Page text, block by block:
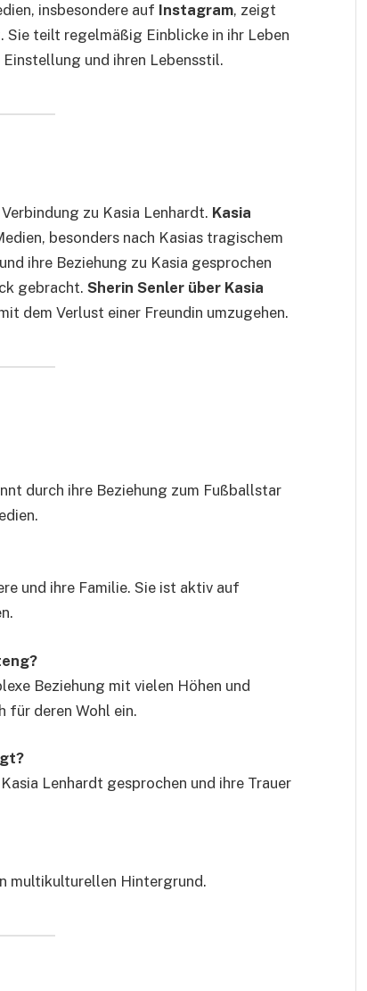
insbesondere auf Instagram, zeigt
Sie teilt regelmäßig Einblicke in ihr Leben
und ihren Lebensstil.
zu Kasia Lenhardt. Kasia
besonders nach Kasias tragischem
ihre Beziehung zu Kasia gesprochen
gebracht. Sherin Senler über Kasia
dem Verlust einer Freundin umzugehen.
durch ihre Beziehung zum Fußballstar
und ihre Familie. Sie ist aktiv auf
Beziehung mit vielen Höhen und
für deren Wohl ein.
Lenhardt gesprochen und ihre Trauer
multikulturellen Hintergrund.